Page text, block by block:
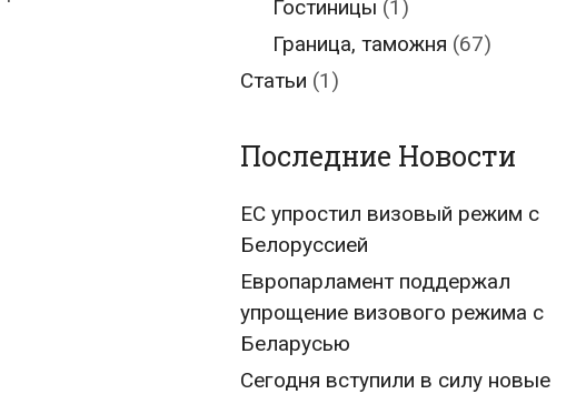
Гостиницы (1)
Граница, таможня (67)
Статьи (1)
Последние Новости
ЕС упростил визовый режим с
Белоруссией
Европарламент поддержал
упрощение визового режима с
Беларусью
Сегодня вступили в силу новые